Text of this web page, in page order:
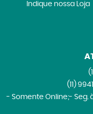
Indique nossa Loja
(11)
- Somente Online;- Seg.